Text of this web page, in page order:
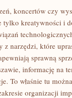
koncertów czy
tylko kreatywności i
z narzędzi, które
sprawną
informację na
To właśnie tu
organizacji